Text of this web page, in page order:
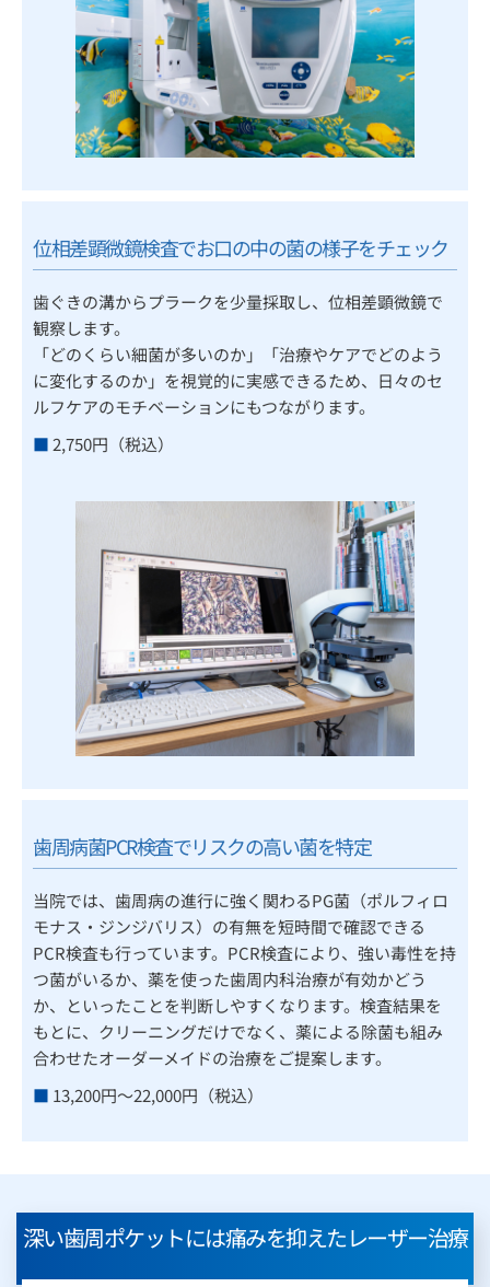
位相差顕微鏡検査でお口の中の菌の様子をチェック
歯ぐきの溝からプラークを少量採取し、位相差顕微鏡で
観察します。
「どのくらい細菌が多いのか」「治療やケアでどのよう
に変化するのか」を視覚的に実感できるため、日々のセ
ルフケアのモチベーションにもつながります。
■2,750円（税込）
歯周病菌PCR検査でリスクの高い菌を特定
当院では、歯周病の進行に強く関わるPG菌（ポルフィロ
モナス・ジンジバリス）の有無を短時間で確認できる
PCR検査も行っています。 PCR検査により、強い毒性を持
つ菌がいるか、薬を使った歯周内科治療が有効かどう
か、といったことを判断しやすくなります。検査結果を
もとに、クリーニングだけでなく、薬による除菌も組み
合わせたオーダーメイドの治療をご提案します。
■ 13,200円～22,000円（税込）
深い歯周ポケットには痛みを抑えたレーザー治療